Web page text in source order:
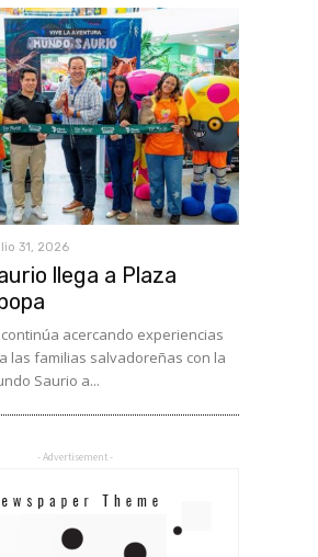
31, 2026
llega a Plaza
acercando experiencias
las familias salvadoreñas con la
Saurio a...
- Advertisement -